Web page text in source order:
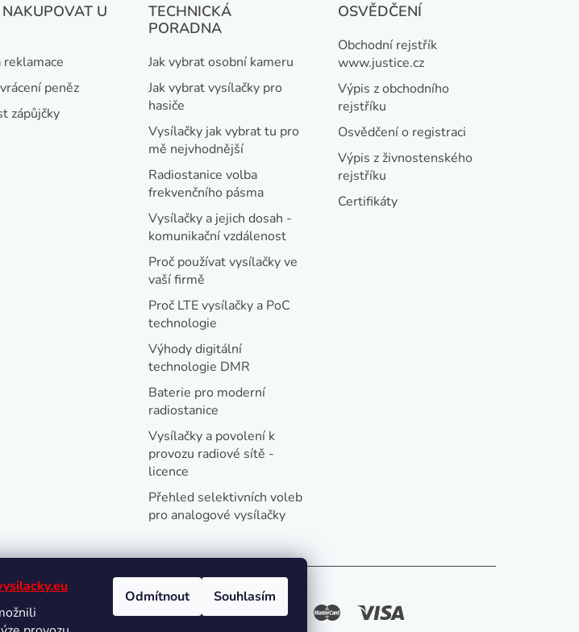
Odmítnout Souhlasím
U
reklamace
peněz
zápůjčky
TECHNICKÁ
PORADNA
Jak vybrat osobní kameru
Jak vybrat vysílačky pro
hasiče
Vysílačky jak vybrat tu pro
mě nejvhodnější
Radiostanice volba
frekvenčního pásma
Vysílačky a jejich dosah -
komunikační vzdálenost
Proč používat vysílačky ve
vaší firmě
Proč LTE vysílačky a PoC
technologie
Výhody digitální
technologie DMR
Baterie pro moderní
radiostanice
Vysílačky a povolení k
provozu radiové sítě -
licence
Přehled selektivních voleb
pro analogové vysílačky
OSVĚDČENÍ
Obchodní rejstřík
www.justice.cz
Výpis z obchodního
rejstříku
Osvědčení o registraci
Výpis z živnostenského
rejstříku
Certifikáty
Oblíbené způsoby platby: